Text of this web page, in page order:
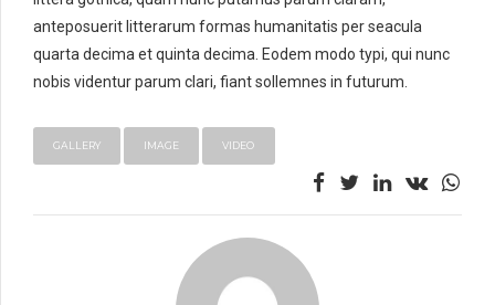
anteposuerit litterarum formas humanitatis per seacula
quarta decima et quinta decima. Eodem modo typi, qui nunc
nobis videntur parum clari, fiant sollemnes in futurum.
GALLERY IMAGE VIDEO